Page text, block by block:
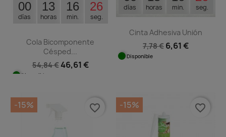
00
días
13
horas
16
min.
25
seg.
Cola Bicomponente
Césped...
54,84 € 46,61 €
Disponible
días horas min. seg.
Cinta Adhesiva Unión
7,78 € 6,61 €
Disponible
-15% favorite_border -15% favorite_border